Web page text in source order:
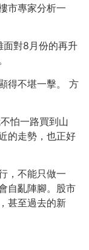
市專家分析一
面對8月份的再升
得不堪一擊。 方
怕一路買到山
的走勢，也正好
，不能只做一
自亂陣腳。股市
甚至過去的新